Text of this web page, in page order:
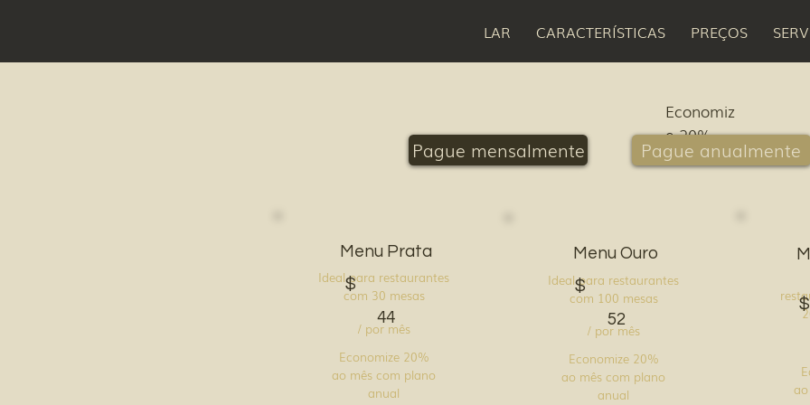
LAR CARACTERÍSTICAS PREÇOS
Economiz
e 20%
Menu Prata
Ideal para restaurantes
com 30 mesas
44
$
/ por mês
Economize 20%
ao mês com plano
anual
Menu Ouro
Ideal para restaurantes
com 100 mesas
52
$
/ por mês
Economize 20%
ao mês com plano
anual
$
Pague mensalmente Pague anualmente